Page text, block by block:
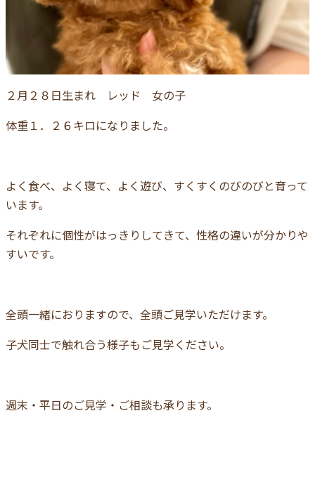
２月２８日生まれ レッド 女の子
体重１．２６キロになりました。
よく食べ、よく寝て、よく遊び、すくすくのびのびと育って
います。
それぞれに個性がはっきりしてきて、性格の違いが分かりや
すいです。
全頭一緒におりますので、全頭ご見学いただけます。
子犬同士で触れ合う様子もご見学ください。
週末・平日のご見学・ご相談も承ります。